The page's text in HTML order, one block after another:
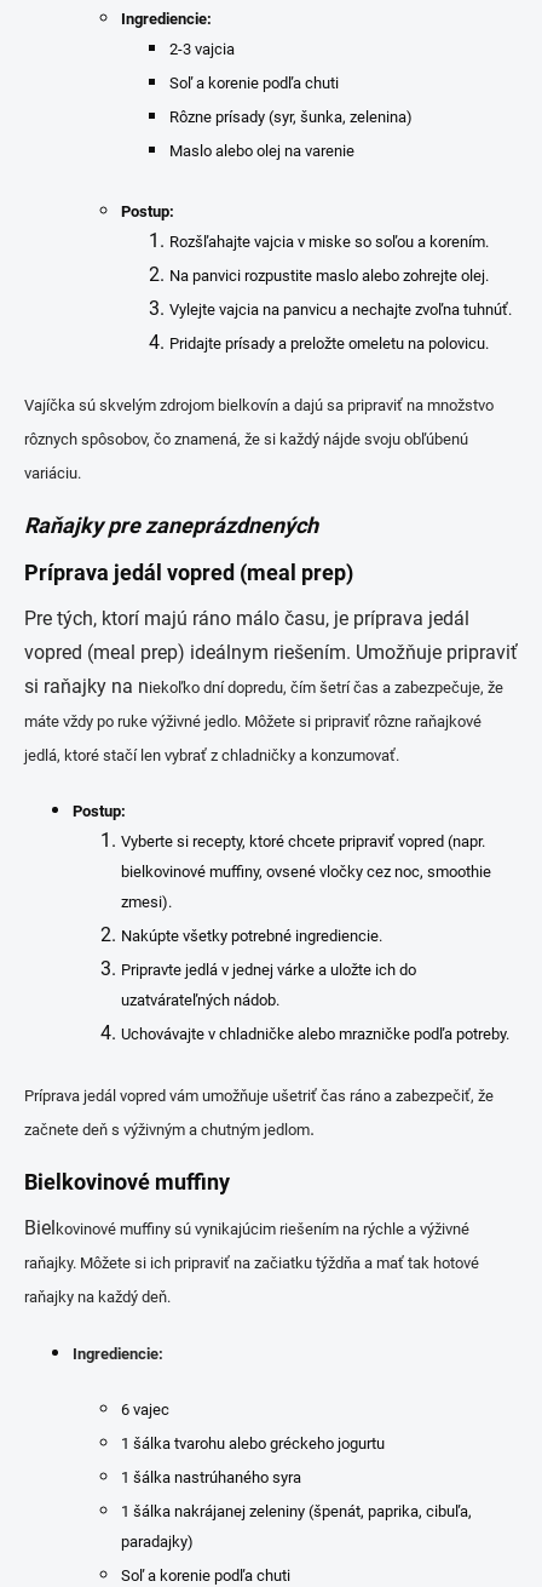
Ingrediencie:
2-3 vajcia
Soľ a korenie podľa chuti
Rôzne prísady (syr, šunka, zelenina)
Maslo alebo olej na varenie
Postup:
Rozšľahajte vajcia v miske so soľou a korením.
Na panvici rozpustite maslo alebo zohrejte olej.
Vylejte vajcia na panvicu a nechajte zvoľna tuhnúť.
Pridajte prísady a preložte omeletu na polovicu.
Vajíčka sú skvelým zdrojom bielkovín a dajú sa pripraviť na množstvo
rôznych spôsobov, čo znamená, že si každý nájde svoju obľúbenú
variáciu.
Raňajky pre zaneprázdnených
Príprava jedál vopred (meal prep)
Pre tých, ktorí majú ráno málo času, je príprava jedál
vopred (meal prep) ideálnym riešením. Umožňuje pripraviť
si raňajky na niekoľko dní dopredu, čím šetrí čas a zabezpečuje, že
máte vždy po ruke výživné jedlo. Môžete si pripraviť rôzne raňajkové
jedlá, ktoré stačí len vybrať z chladničky a konzumovať.
Postup:
Vyberte si recepty, ktoré chcete pripraviť vopred (napr.
bielkovinové muffiny, ovsené vločky cez noc, smoothie
zmesi).
Nakúpte všetky potrebné ingrediencie.
Pripravte jedlá v jednej várke a uložte ich do
uzatvárateľných nádob.
Uchovávajte v chladničke alebo mrazničke podľa potreby.
Príprava jedál vopred vám umožňuje ušetriť čas ráno a zabezpečiť, že
začnete deň s výživným a chutným jedlom.
Bielkovinové muffiny
Biel kovinové muffiny sú vynikajúcim riešením na rýchle a výživné
raňajky. Môžete si ich pripraviť na začiatku týždňa a mať tak hotové
raňajky na každý deň.
Ingrediencie:
6 vajec
1 šálka tvarohu alebo gréckeho jogurtu
1 šálka nastrúhaného syra
1 šálka nakrájanej zeleniny (špenát, paprika, cibuľa,
paradajky)
Soľ a korenie podľa chuti